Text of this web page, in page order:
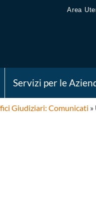
Area
Servizi per le
Giudiziari: Comunicati »